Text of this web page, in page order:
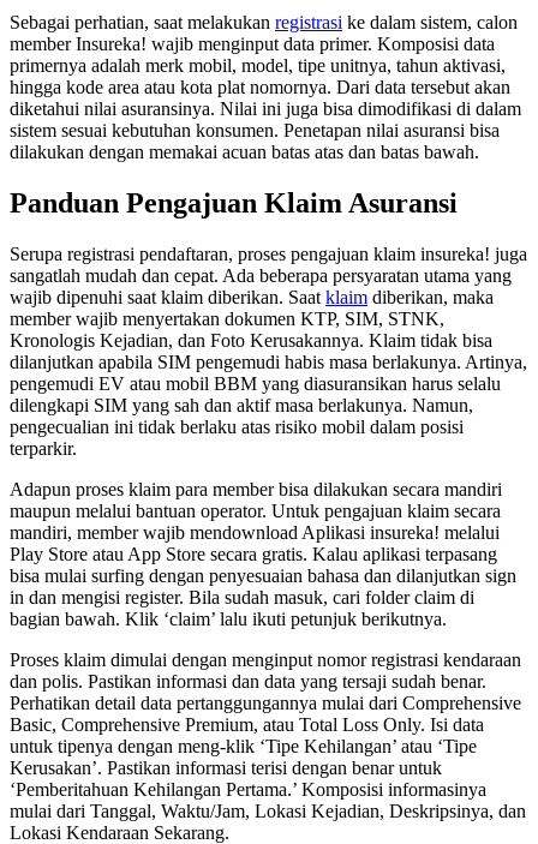
Sebagai perhatian, saat melakukan registrasi ke dalam sistem, calon
member Insureka! wajib menginput data primer. Komposisi data
primernya adalah merk mobil, model, tipe unitnya, tahun aktivasi,
hingga kode area atau kota plat nomornya. Dari data tersebut akan
diketahui nilai asuransinya. Nilai ini juga bisa dimodifikasi di dalam
sistem sesuai kebutuhan konsumen. Penetapan nilai asuransi bisa
dilakukan dengan memakai acuan batas atas dan batas bawah.
Panduan Pengajuan Klaim Asuransi
Serupa registrasi pendaftaran, proses pengajuan klaim insureka! juga
sangatlah mudah dan cepat. Ada beberapa persyaratan utama yang
wajib dipenuhi saat klaim diberikan. Saat klaim diberikan, maka
member wajib menyertakan dokumen KTP, SIM, STNK,
Kronologis Kejadian, dan Foto Kerusakannya. Klaim tidak bisa
dilanjutkan apabila SIM pengemudi habis masa berlakunya. Artinya,
pengemudi EV atau mobil BBM yang diasuransikan harus selalu
dilengkapi SIM yang sah dan aktif masa berlakunya. Namun,
pengecualian ini tidak berlaku atas risiko mobil dalam posisi
terparkir.
Adapun proses klaim para member bisa dilakukan secara mandiri
maupun melalui bantuan operator. Untuk pengajuan klaim secara
mandiri, member wajib mendownload Aplikasi insureka! melalui
Play Store atau App Store secara gratis. Kalau aplikasi terpasang
bisa mulai surfing dengan penyesuaian bahasa dan dilanjutkan sign
in dan mengisi register. Bila sudah masuk, cari folder claim di
bagian bawah. Klik ‘claim’ lalu ikuti petunjuk berikutnya.
Proses klaim dimulai dengan menginput nomor registrasi kendaraan
dan polis. Pastikan informasi dan data yang tersaji sudah benar.
Perhatikan detail data pertanggungannya mulai dari Comprehensive
Basic, Comprehensive Premium, atau Total Loss Only. Isi data
untuk tipenya dengan meng-klik ‘Tipe Kehilangan’ atau ‘Tipe
Kerusakan’. Pastikan informasi terisi dengan benar untuk
‘Pemberitahuan Kehilangan Pertama.’ Komposisi informasinya
mulai dari Tanggal, Waktu/Jam, Lokasi Kejadian, Deskripsinya, dan
Lokasi Kendaraan Sekarang.